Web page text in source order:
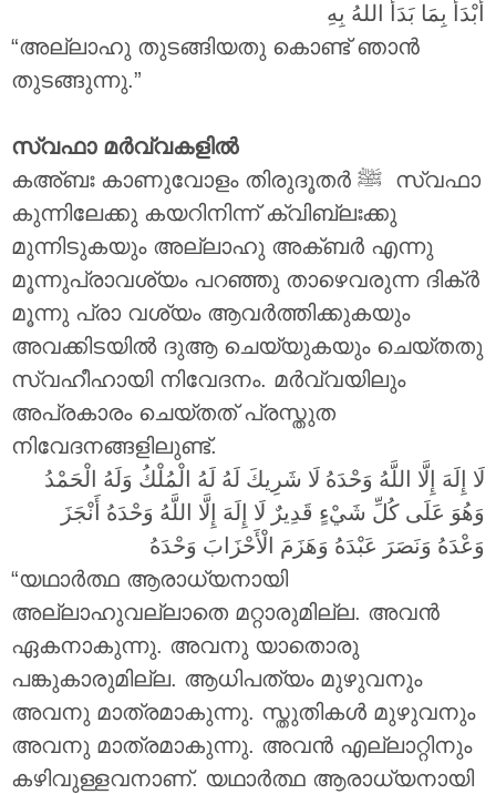
أَبْدَأُ بِمَا بَدَأَ اللهُ بِهِ
“അല്ലാഹു തുടങ്ങിയതു കൊണ്ട് ഞാൻ
തുടങ്ങുന്നു.”
സ്വഫാ മർവ്വകളിൽ
കഅ്ബഃ കാണുവോളം തിരുദൂതർ ‎ﷺ സ്വഫാ
കുന്നിലേക്കു കയറിനിന്ന് ക്വിബ്ലഃക്കു
മുന്നിടുകയും അല്ലാഹു അക്ബർ എന്നു
മൂന്നുപ്രാവശ്യം പറഞ്ഞു താഴെവരുന്ന ദിക്ർ
മൂന്നു പ്രാ വശ്യം ആവർത്തിക്കുകയും
അവക്കിടയിൽ ദുആ ചെയ്യുകയും ചെയ്തതു
സ്വഹീഹായി നിവേദനം. മർവ്വയിലും
അപ്രകാരം ചെയ്തത് പ്രസ്തുത
നിവേദനങ്ങളിലുണ്ട്.
لَا إِلَهَ إِلَّا اللَّهُ وَحْدَهُ لَا شَرِيكَ لَهُ لَهُ الْمُلْكُ وَلَهُ الْحَمْدُ
وَهُوَ عَلَى كُلِّ شَيْءٍ قَدِيرٌ لَا إِلَهَ إِلَّا اللَّهُ وَحْدَهُ أَنْجَزَ
وَعْدَهُ وَنَصَرَ عَبْدَهُ وَهَزَمَ الْأَحْزَابَ وَحْدَهُ
“യഥാർത്ഥ ആരാധ്യനായി
അല്ലാഹുവല്ലാതെ മറ്റാരുമില്ല. അവൻ
ഏകനാകുന്നു. അവനു യാതൊരു
പങ്കുകാരുമില്ല. ആധിപത്യം മുഴുവനും
അവനു മാത്രമാകുന്നു. സ്തുതികൾ മുഴുവനും
അവനു മാത്രമാകുന്നു. അവൻ എല്ലാറ്റിനും
കഴിവുള്ളവനാണ്. യഥാർത്ഥ ആരാധ്യനായി